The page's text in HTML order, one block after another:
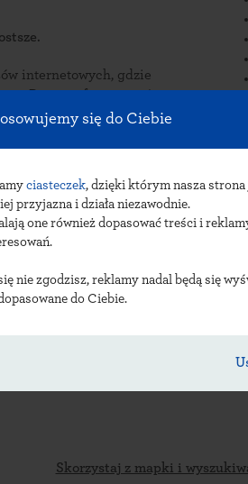
się do Ciebie
ciasteczek, dzięki którym nasza
przyjazna i działa niezawodnie.
one również dopasować treści i
nie zgodzisz, reklamy nadal będą się
do Ciebie.
gdzie
Pieczątki
w Mieczysławce.
Skorzystaj z mapki i